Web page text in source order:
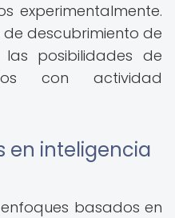
experimentalmente.
descubrimiento de
posibilidades de
con actividad
en inteligencia
basados en